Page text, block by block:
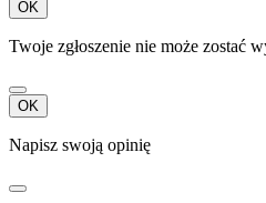
OK
Twoje zgłoszenie nie może zostać
OK
Napisz swoją opinię